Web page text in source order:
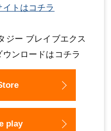
トはコチラ
ー ブレイブエクス
ンロードはコチラ
play